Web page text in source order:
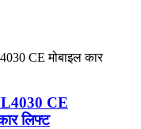
CE
लिफ्ट